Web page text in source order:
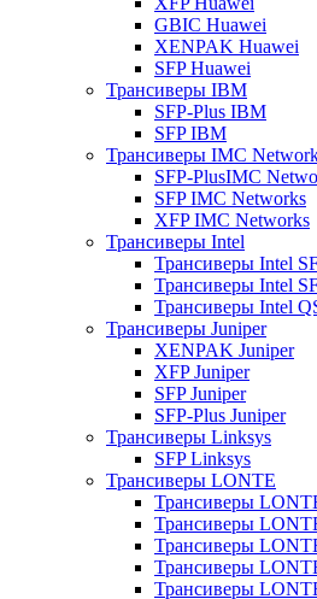
GBIC Huawei
XENPAK Huawei
SFP Huawei
Трансиверы IBM
SFP-Plus IBM
SFP IBM
Трансиверы IMC
SFP-PlusIMC
SFP IMC Networks
XFP IMC Networks
Трансиверы Intel
Трансиверы Intel
Трансиверы Intel
Трансиверы Intel
Трансиверы Juniper
XENPAK Juniper
XFP Juniper
SFP Juniper
SFP-Plus Juniper
Трансиверы Linksys
SFP Linksys
Трансиверы LONTE
Трансиверы
Трансиверы
Трансиверы
Трансиверы
Трансиверы